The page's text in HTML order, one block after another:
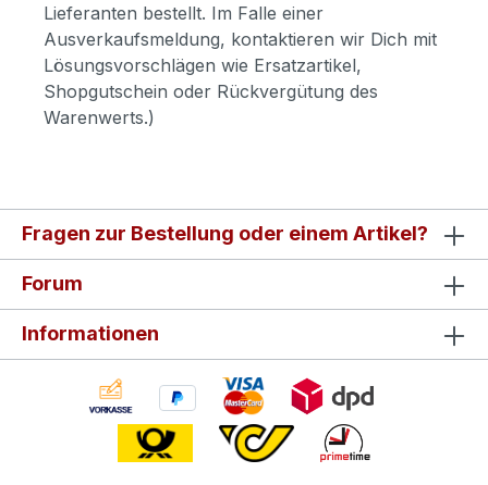
Lieferanten bestellt. Im Falle einer
Ausverkaufsmeldung, kontaktieren wir Dich mit
Lösungsvorschlägen wie Ersatzartikel,
Shopgutschein oder Rückvergütung des
Warenwerts.)
Fragen zur Bestellung oder einem Artikel?
Forum
Informationen